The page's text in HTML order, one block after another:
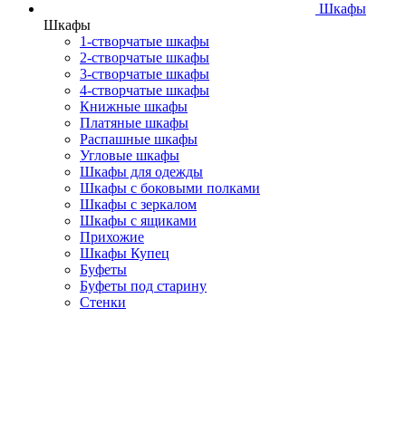
Шкафы
Шкафы
1-створчатые шкафы
2-створчатые шкафы
3-створчатые шкафы
4-створчатые шкафы
Книжные шкафы
Платяные шкафы
Распашные шкафы
Угловые шкафы
Шкафы для одежды
Шкафы с боковыми полками
Шкафы с зеркалом
Шкафы с ящиками
Прихожие
Шкафы Купец
Буфеты
Буфеты под старину
Стенки